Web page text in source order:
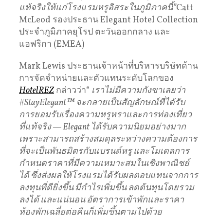
แท้จริงให้แก่โรงแรมหรูอิสระในภูมิภาคนี้”Catt
McLeod รองประธาน Elegant Hotel Collection
ประจำภูมิภาคยุโรป ตะวันออกกลาง และ
แอฟริกา (EMEA)
Mark Lewis ประธานเจ้าหน้าที่บริหารบริษัทด้าน
การจัดจำหน่ายและตัวแทนระดับโลกของ
HotelREZกล่าวว่า“ เราไม่มีความกังขาเลยว่า
#StayElegant™ จะกลายเป็นสัญลักษณ์ที่ได้รับ
การยอมรับเรื่องความหรูหราและการท่องเที่ยว
ที่แท้จริง — Elegant ได้รับความนิยมอย่างมาก
เพราะสามารถสร้างสมดุลระหว่างความต้องการ
ที่จะเป็นพันธมิตรกับแบรนด์หรู และโมเดลการ
กำหนดราคาที่มีความเหมาะสมในเชิงพาณิชย์
ได้ ซึ่งส่งผลให้โรงแรมได้รับผลตอบแทนจากการ
ลงทุนที่ดียิ่งขึ้น มีกำไรเพิ่มขึ้น ลดต้นทุนโดยรวม
ลงได้ และแน่นอน อัตราการเข้าพักและราคา
ห้องพักเฉลี่ยต่อคืนก็เพิ่มขึ้นตามไปด้วย